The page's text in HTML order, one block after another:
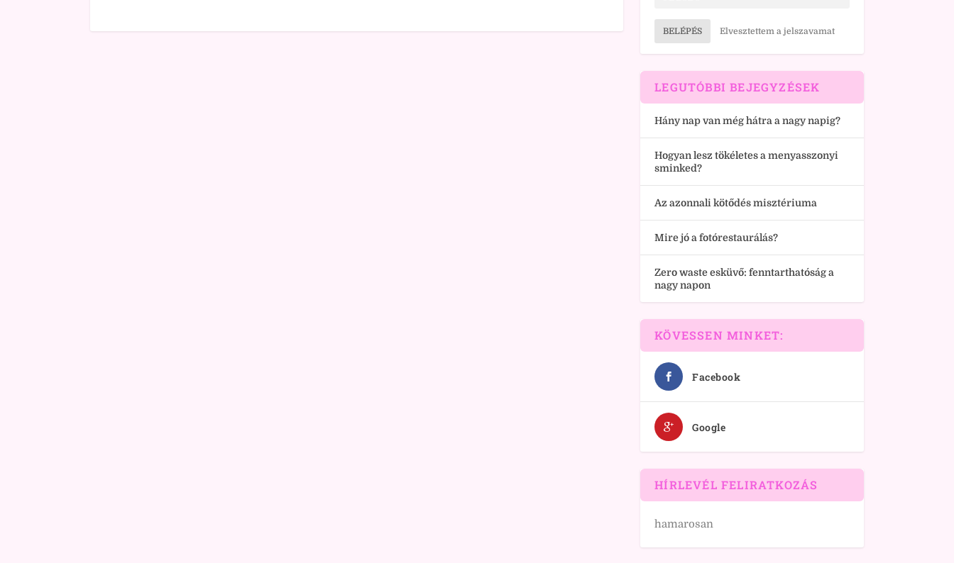
BELÉPÉS Elvesztettem a jelszavamat
LEGUTÓBBI BEJEGYZÉSEK
Hány nap van még hátra a nagy napig?
Hogyan lesz tökéletes a menyasszonyi
sminked?
Az azonnali kötődés misztériuma
Mire jó a fotórestaurálás?
Zero waste esküvő: fenntarthatóság a
nagy napon
KÖVESSEN MINKET:
Facebook
Google
HÍRLEVÉL FELIRATKOZÁS
hamarosan